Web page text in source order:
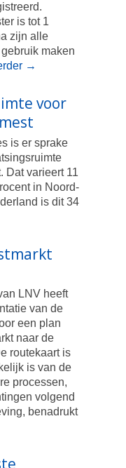
is tot 1
zijn alle
maken
→
voor
is er sprake
Dat varieert 11
in Noord-
is dit 34
LNV heeft
van de
een plan
naar de
routekaart is
is van de
processen,
volgend
benadrukt